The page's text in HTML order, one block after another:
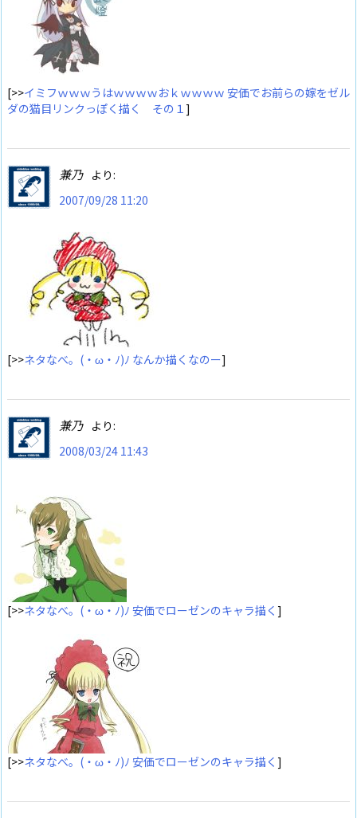
[>>イミフｗｗｗうはｗｗｗｗおｋｗｗｗｗ 安価でお前らの嫁をゼル
ダの猫目リンクっぽく描く その１ ]
兼乃 より:
2007/09/28 11:20
[>>ネタなべ。(・ω・ﾉ)ﾉ なんか描くなのー]
兼乃 より:
2008/03/24 11:43
[>>ネタなべ。(・ω・ﾉ)ﾉ 安価でローゼンのキャラ描く ]
[>>ネタなべ。(・ω・ﾉ)ﾉ 安価でローゼンのキャラ描く ]